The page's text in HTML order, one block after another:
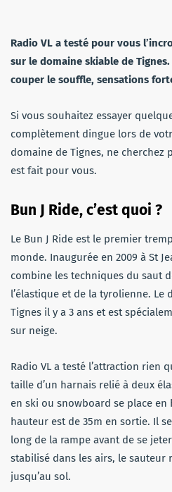
Radio VL a testé pour vous
sur le domaine skiable de
couper le souffle, sensations
Si vous souhaitez essayer
complètement dingue lors de
domaine de Tignes, ne cherchez
est fait pour vous.
Bun J Ride, c’est quoi ?
Le Bun J Ride est le premier
monde. Inaugurée en 2009 à St
combine les techniques du saut
l’élastique et de la tyrolienne. Le
Tignes il y a 3 ans et est
sur neige.
Radio VL a testé l’attraction rien
taille d’un harnais relié à deux
en ski ou snowboard se place
hauteur est de 35m en sortie. Il
long de la rampe avant de se
stabilisé dans les airs, le sauteur
jusqu’au sol.